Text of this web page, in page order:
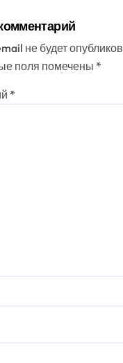
не будет
поля помечены *
*